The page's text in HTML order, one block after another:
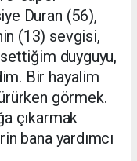
Duran (56),
(13) sevgisi,
duyguyu,
Bir hayalim
görmek.
çıkarmak
bana yardımcı